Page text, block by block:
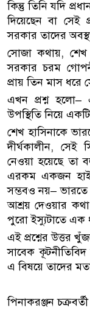
কিন্তু তিনি যদি
দিয়েছেন বা সেই
সরকার তাদের
সোজা কথায়, শেখ
সরকার চরম
প্রায় তিন মাস ধরে
এখন প্রশ্ন হলো–
উপস্থিতি নিয়ে
শেখ হাসিনাকে
দীর্ঘকালীন, সেই
নেওয়া হয়েছে তা
এরকম একজন
সম্ভবও নয়– ভারতে
আশ্রয় দেওয়ার কথা
পুরো ইস্যুটাতে এক
এই প্রশ্নের উত্তর
সাবেক কূটনীতিবিদ
এ বিষয়ে তাদের
পিনাকরঞ্জন চক্রবর্তী